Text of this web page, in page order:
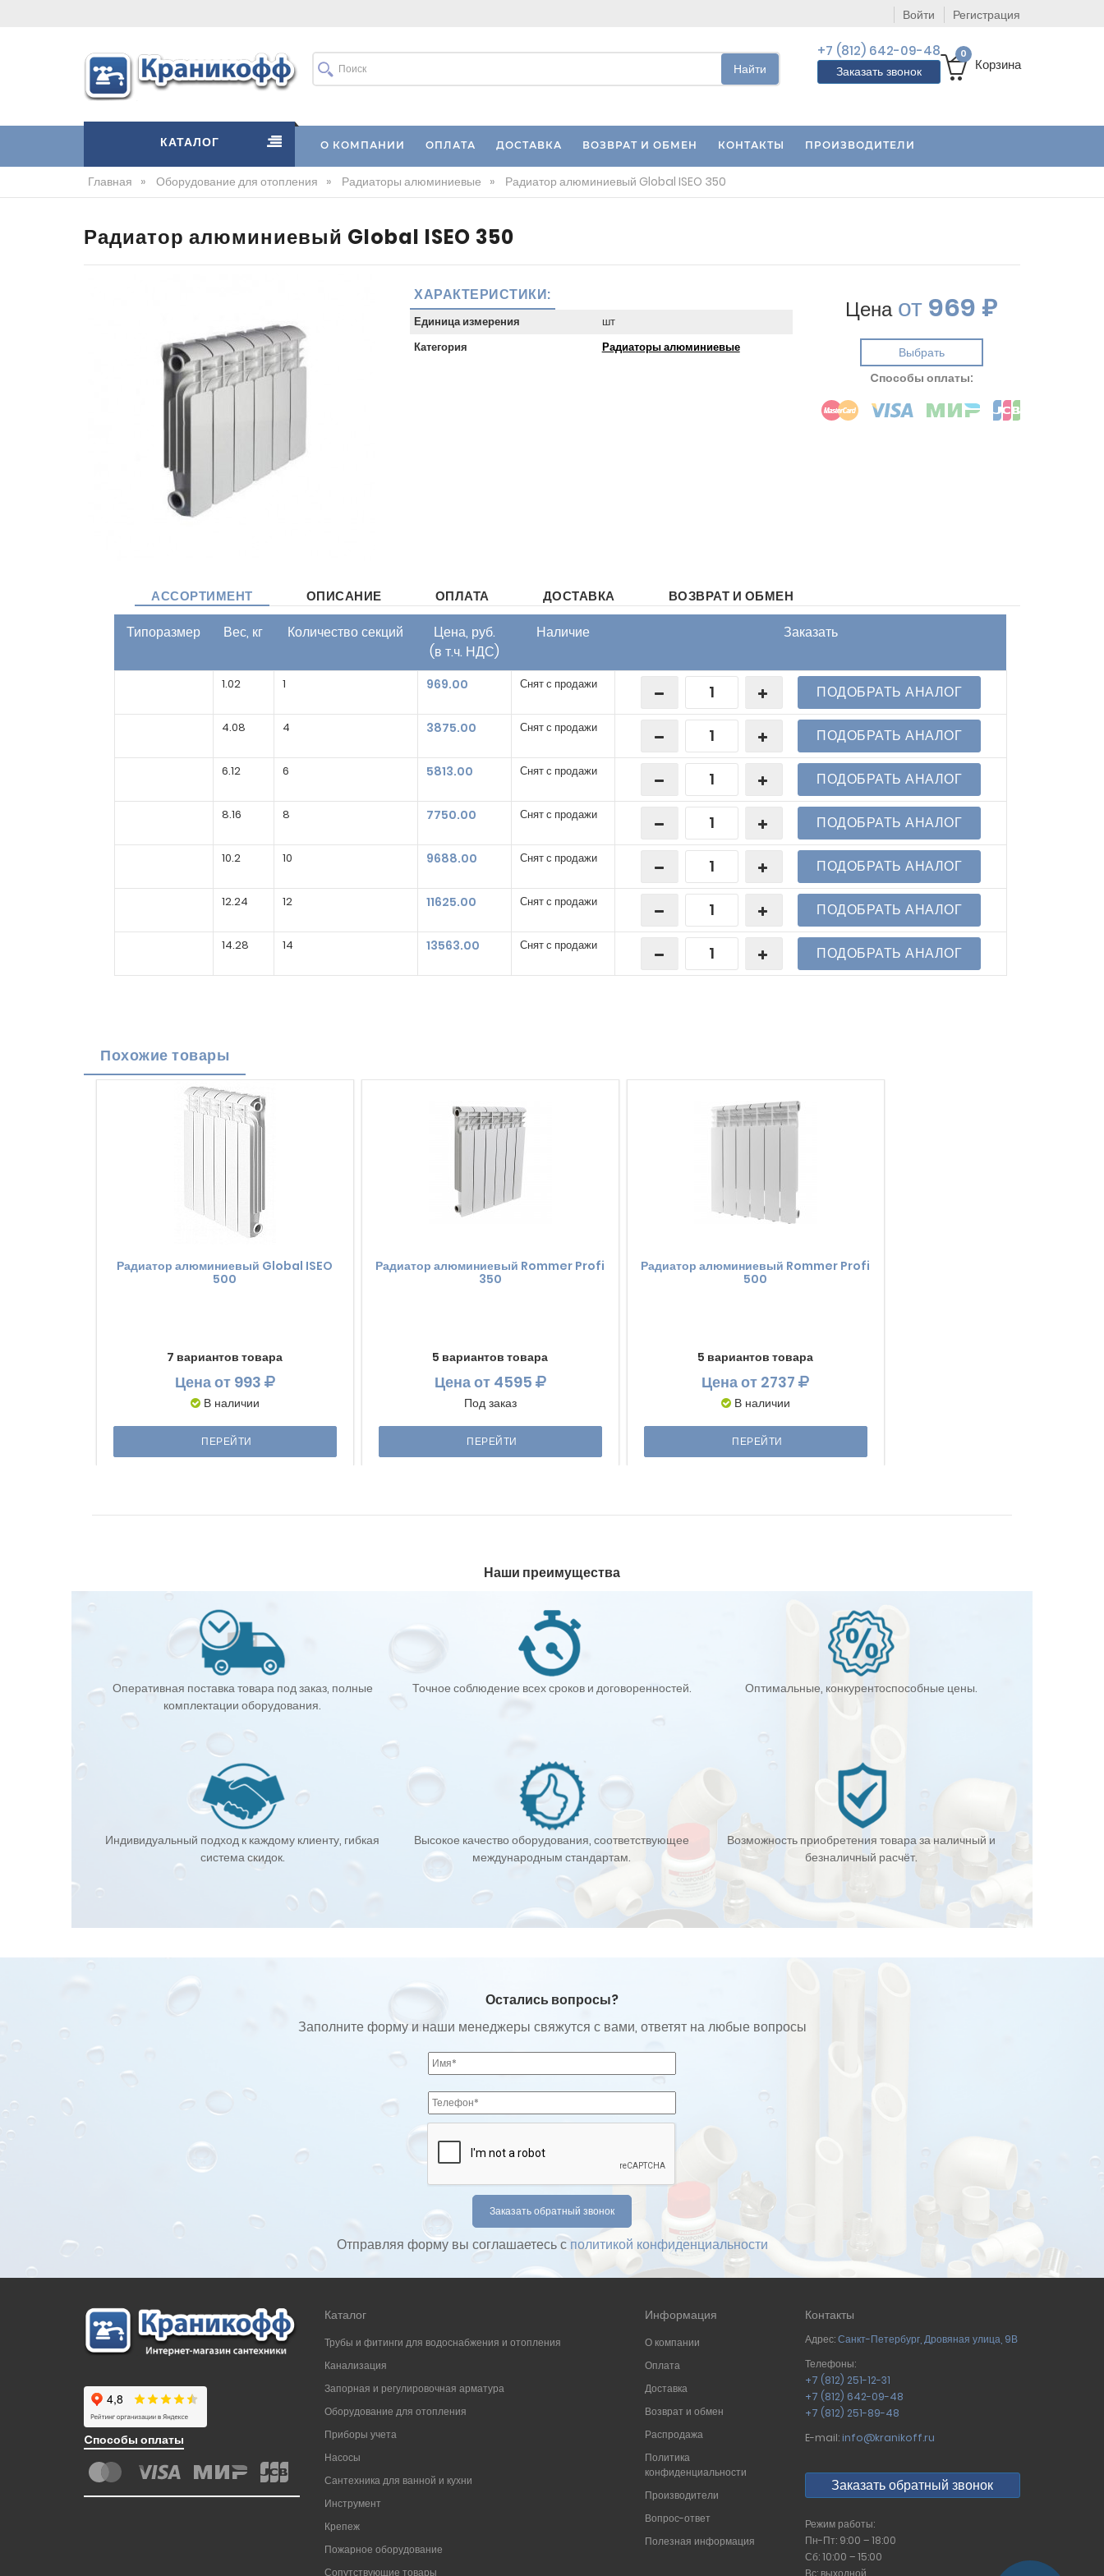
Войти Регистрация
Найти
+7 (812) 642-09-48
Заказать звонок
0
Корзина
КАТАЛОГ О КОМПАНИИ ОПЛАТА ДОСТАВКА ВОЗВРАТ И ОБМЕН КОНТАКТЫ ПРОИЗВОДИТЕЛИ
Главная » Оборудование для отопления » Радиаторы алюминиевые » Радиатор алюминиевый Global ISEO 350
Радиатор алюминиевый Global ISEO 350
ХАРАКТЕРИСТИКИ:
Единица измерения
шт
Категория
Радиаторы алюминиевые
Ценаот969 ₽
Выбрать
Cпособы оплаты:
АССОРТИМЕНТ ОПИСАНИЕ ОПЛАТА ДОСТАВКА ВОЗВРАТ И ОБМЕН
Типоразмер Вес, кг Количество секций
Цена, руб.
(в т.ч. НДС)
Наличие Заказать
1.02 1 969.00 Снят с продажи ПОДОБРАТЬ АНАЛОГ
4.08 4 3875.00 Снят с продажи ПОДОБРАТЬ АНАЛОГ
6.12 6 5813.00 Снят с продажи ПОДОБРАТЬ АНАЛОГ
8.16 8 7750.00 Снят с продажи ПОДОБРАТЬ АНАЛОГ
10.2 10 9688.00 Снят с продажи ПОДОБРАТЬ АНАЛОГ
12.24 12 11625.00 Снят с продажи ПОДОБРАТЬ АНАЛОГ
14.28 14 13563.00 Снят с продажи ПОДОБРАТЬ АНАЛОГ
Похожие товары
Радиатор алюминиевый Global ISEO
500
7 вариантов товара
Ценаот 993
В наличии
ПЕРЕЙТИ
Радиатор алюминиевый Rommer Profi
350
5 вариантов товара
Ценаот 4595
Под заказ
ПЕРЕЙТИ
Радиатор алюминиевый Rommer Profi
500
5 вариантов товара
Ценаот 2737
В наличии
ПЕРЕЙТИ
Наши преимущества
Оперативная поставка товара под заказ, полные
комплектации оборудования.
Точное соблюдение всех сроков и договоренностей. Оптимальные, конкурентоспособные цены.
Индивидуальный подход к каждому клиенту, гибкая
система скидок.
Высокое качество оборудования, соответствующее
международным стандартам.
Возможность приобретения товара за наличный и
безналичный расчёт.
Остались вопросы?
Заполните форму и наши менеджеры свяжутся с вами, ответят на любые вопросы
Отправляя форму вы соглашаетесь с политикой конфиденциальности
Cпособы оплаты
Каталог
Трубы и фитинги для водоснабжения и отопления
Канализация
Запорная и регулировочная арматура
Оборудование для отопления
Приборы учета
Насосы
Сантехника для ванной и кухни
Инструмент
Крепеж
Пожарное оборудование
Сопутствующие товары
Информация
О компании
Оплата
Доставка
Возврат и обмен
Распродажа
Политика
конфиденциальности
Производители
Вопрос-ответ
Полезная информация
Контакты
Адрес:Санкт-Петербург, Дровяная улица, 9В
Телефоны:
+7 (812) 251-12-31
+7 (812) 642-09-48
+7 (812) 251-89-48
E-mail: info@kranikoff.ru
Заказать обратный звонок
Режим работы:
Пн-Пт: 9:00 – 18:00
Сб: 10:00 – 15:00
Вс: выходной